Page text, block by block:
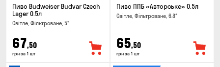
Пиво Budweiser Budvar Czech
Lager 0.5л
Світле, Фільтроване, 5°
67,50
грн за 1 шт
Пиво ППБ «Авторське» 0.5л
Світле, Фільтроване, 6.8°
65,50
грн за 1 шт